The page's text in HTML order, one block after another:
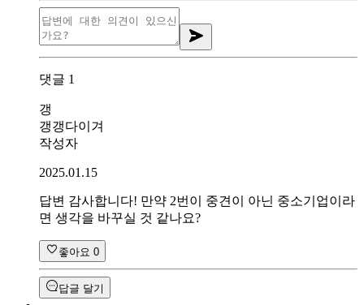
댓글 1
갱
갱갱다이겨
작성자
2025.01.15
답변 감사합니다! 만약 2번이 중견이 아닌 중소기업이라
면 생각을 바꾸실 것 같나요?
좋아요 0
답글 달기